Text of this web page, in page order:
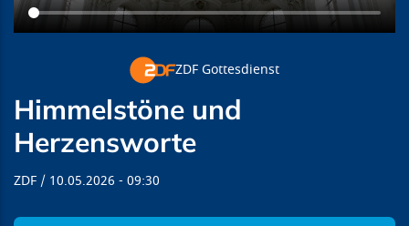
ZDF Gottesdienst
Himmelstöne und
Herzensworte
ZDF 10.05.2026 09:30